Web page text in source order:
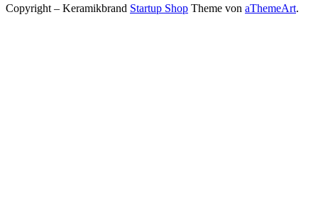
Copyright – Keramikbrand Startup Shop Theme von aThemeArt.